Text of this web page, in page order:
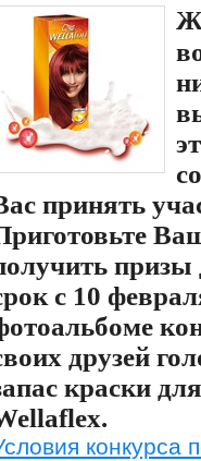
принять
призы
с 10
друзей
краски
конкурса